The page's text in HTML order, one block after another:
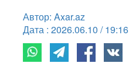
Автор: Axar.az
Дата : 2026.06.10 / 19:16